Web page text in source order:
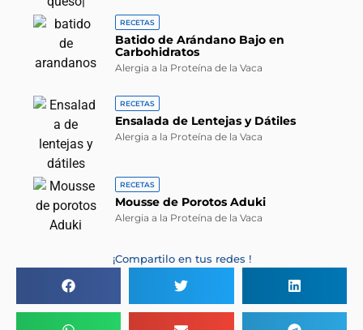
RECETAS
Batido de Arándano Bajo en
Carbohidratos
Alergia a la Proteína de la Vaca
RECETAS
Ensalada de Lentejas y Dátiles
Alergia a la Proteína de la Vaca
RECETAS
Mousse de Porotos Aduki
Alergia a la Proteína de la Vaca
¡Compartilo en tus redes !